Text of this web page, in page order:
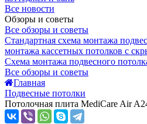
Все новости
Обзоры и советы
Все обзоры и советы
Стандартная схема монтажа
монтажа кассетных потолков с
Схема монтажа подвесного
Все обзоры и советы
Главная
Подвесные потолки
Потолочная плита MediCare Air